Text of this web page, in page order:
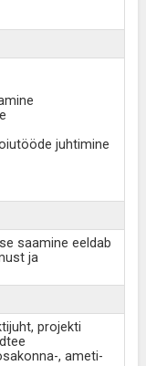
juhtimine
saamine eeldab
ja
projekti
, ameti-